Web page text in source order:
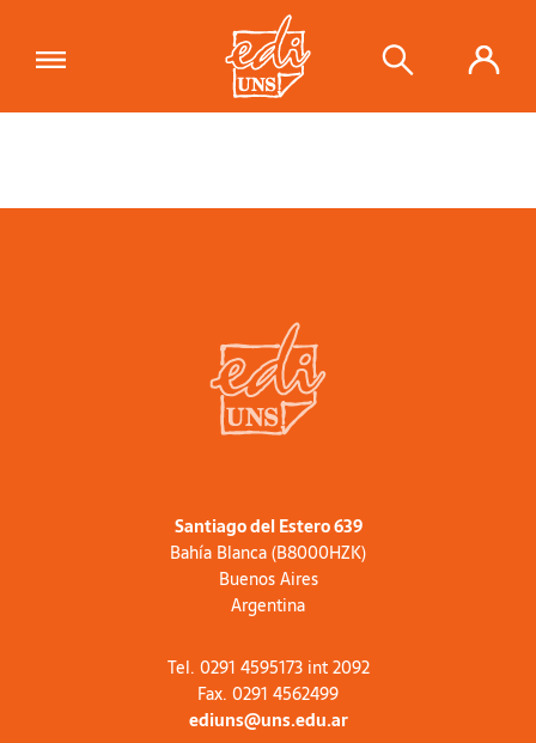
Santiago del Estero 639
Bahía Blanca (B8000HZK)
Buenos Aires
Argentina
Tel. 0291 4595173 int 2092
Fax. 0291 4562499
ediuns@uns.edu.ar